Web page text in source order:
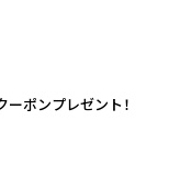
ポンプレゼント！